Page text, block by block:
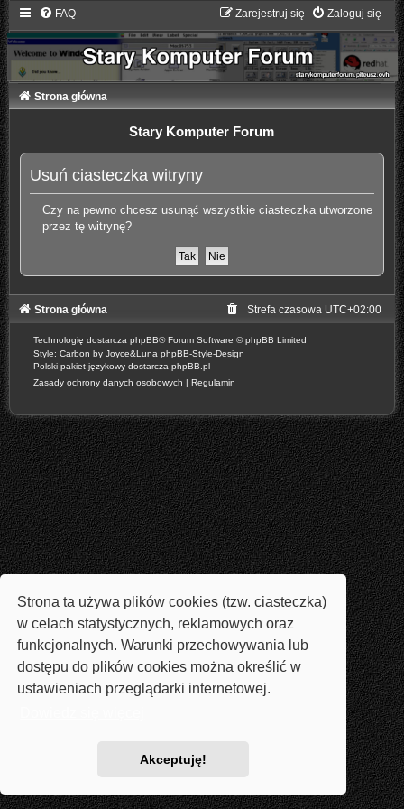
Strona ta używa plików cookies (tzw. ciasteczka)
w celach statystycznych, reklamowych oraz
funkcjonalnych. Warunki przechowywania lub
dostępu do plików cookies można określić w
ustawieniach przeglądarki internetowej.
Akceptuję!
FAQ Zaloguj się
Zarejestruj się
Strona główna
Stary Komputer Forum
Usuń ciasteczka witryny
Czy na pewno chcesz usunąć wszystkie ciasteczka utworzone
przez tę witrynę?
Strona główna Strefa czasowa UTC+02:00
Technologię dostarcza phpBB® Forum Software © phpBB Limited
Style: Carbon by Joyce&Luna phpBB-Style-Design
Polski pakiet językowy dostarcza phpBB.pl
Zasady ochrony danych osobowych | Regulamin